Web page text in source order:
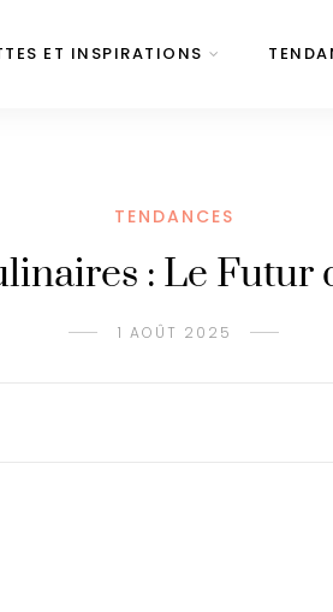
ET INSPIRATIONS
TENDANCES
: Le Futur
1 AOÛT 2025